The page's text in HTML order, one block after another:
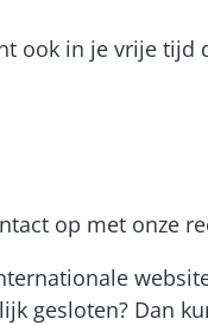
ook in je vrije tijd
op met onze
gesloten? Dan